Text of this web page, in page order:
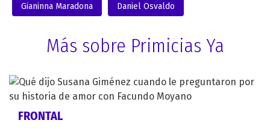
Gianinna Maradona Daniel Osvaldo
Más sobre Primicias Ya
FRONTAL